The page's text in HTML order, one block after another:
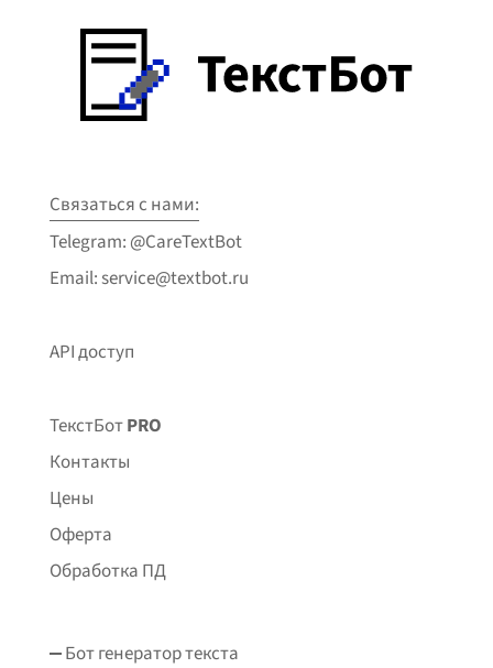
Связаться с нами:
Telegram: @CareTextBot
Email: service@textbot.ru
API доступ
ТекстБотPRO
Контакты
Цены
Оферта
Обработка ПД
Бот генератор текста